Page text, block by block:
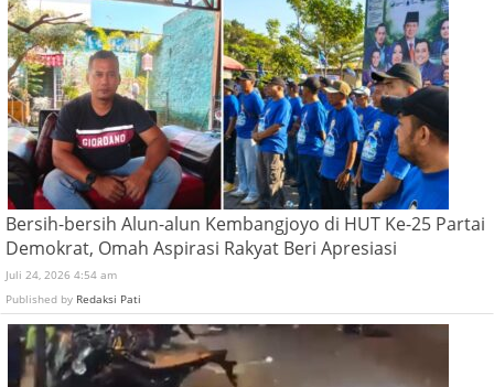
Bersih-bersih Alun-alun Kembangjoyo di HUT Ke-25 Partai
Demokrat, Omah Aspirasi Rakyat Beri Apresiasi
Juli 24, 2026 4:54 am
Published by Redaksi Pati